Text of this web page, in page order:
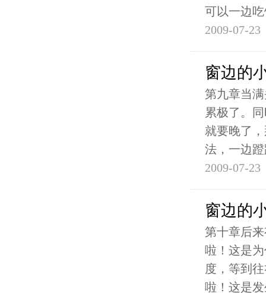
可以一边
2009-07-23
窗边的
第九章当
累极了。
就要晚了
法，一边
2009-07-23
窗边的
第十章后
啦！这是
度，等到
啦！这是